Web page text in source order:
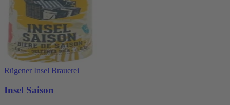
Rügener Insel Brauerei
Insel Saison